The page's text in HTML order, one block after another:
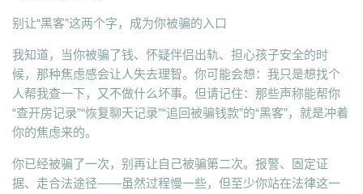
别让“黑客”这两个字，成为你被骗的入口
我知道，当你被骗了钱、怀疑伴侣出轨、担心孩子安全的时
候，那种焦虑感会让人失去理智。你可能会想：我只是想找个
人帮我查一下，又不做什么坏事。但请记住：那些声称能帮你
“查开房记录”“恢复聊天记录”“追回被骗钱款”的“黑客”，就是冲着
你的焦虑来的。
你已经被骗了一次，别再让自己被骗第二次。报警、固定证
据、走合法途径——虽然过程慢一些，但至少你站在法律这一